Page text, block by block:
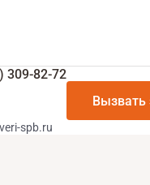
309-82-72
spb.ru